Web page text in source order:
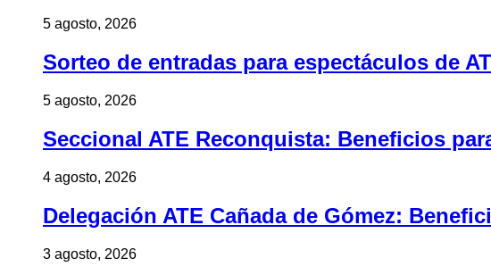
5 agosto, 2026
Sorteo de entradas para espectáculos de
5 agosto, 2026
Seccional ATE Reconquista: Beneficios
4 agosto, 2026
Delegación ATE Cañada de Gómez:
3 agosto, 2026